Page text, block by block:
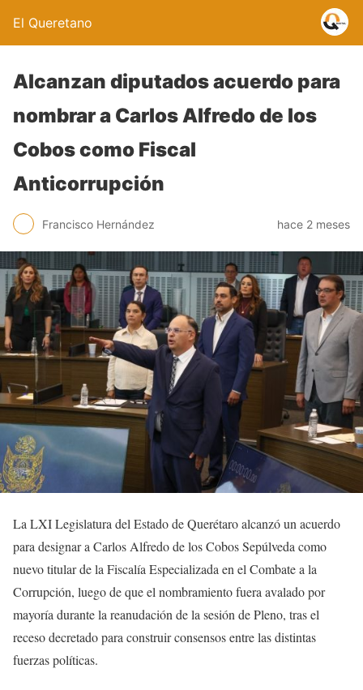
El Queretano
Alcanzan diputados acuerdo para
nombrar a Carlos Alfredo de los
Cobos como Fiscal
Anticorrupción
Francisco Hernández hace 2 meses
La LXI Legislatura del Estado de Querétaro alcanzó un acuerdo
para designar a Carlos Alfredo de los Cobos Sepúlveda como
nuevo titular de la Fiscalía Especializada en el Combate a la
Corrupción, luego de que el nombramiento fuera avalado por
mayoría durante la reanudación de la sesión de Pleno, tras el
receso decretado para construir consensos entre las distintas
fuerzas políticas.